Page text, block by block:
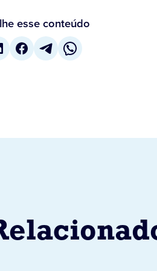
esse conteúdo